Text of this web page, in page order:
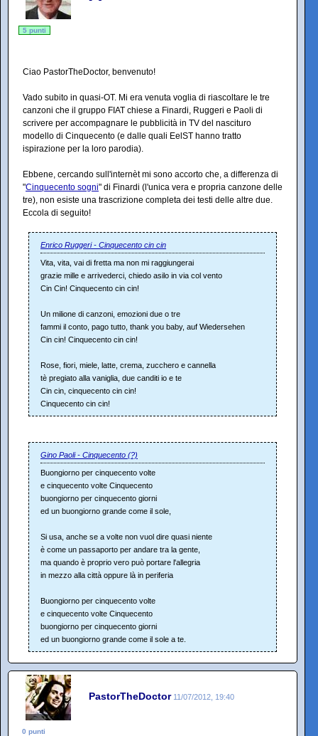
5 punti
Ciao PastorTheDoctor, benvenuto!
Vado subito in quasi-OT. Mi era venuta voglia di riascoltare le tre
canzoni che il gruppo FIAT chiese a Finardi, Ruggeri e Paoli di
scrivere per accompagnare le pubblicità in TV del nascituro
modello di Cinquecento (e dalle quali EelST hanno tratto
ispirazione per la loro parodia).
Ebbene, cercando sull'internèt mi sono accorto che, a differenza di
"Cinquecento sogni" di Finardi (l'unica vera e propria canzone delle
tre), non esiste una trascrizione completa dei testi delle altre due.
Eccola di seguito!
Enrico Ruggeri - Cinquecento cin cin
Vita, vita, vai di fretta ma non mi raggiungerai
grazie mille e arrivederci, chiedo asilo in via col vento
Cin Cin! Cinquecento cin cin!
Un milione di canzoni, emozioni due o tre
fammi il conto, pago tutto, thank you baby, auf Wiedersehen
Cin cin! Cinquecento cin cin!
Rose, fiori, miele, latte, crema, zucchero e cannella
tè pregiato alla vaniglia, due canditi io e te
Cin cin, cinquecento cin cin!
Cinquecento cin cin!
Gino Paoli - Cinquecento (?)
Buongiorno per cinquecento volte
e cinquecento volte Cinquecento
buongiorno per cinquecento giorni
ed un buongiorno grande come il sole,
Si usa, anche se a volte non vuol dire quasi niente
è come un passaporto per andare tra la gente,
ma quando è proprio vero può portare l'allegria
in mezzo alla città oppure là in periferia
Buongiorno per cinquecento volte
e cinquecento volte Cinquecento
buongiorno per cinquecento giorni
ed un buongiorno grande come il sole a te.
PastorTheDoctor 11/07/2012, 19:40
0 punti